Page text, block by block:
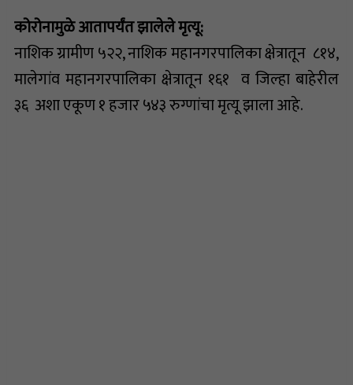
कोरोनामुळे आतापर्यंत झालेले मृत्यू:
नाशिक ग्रामीण ५२२, नाशिक महानगरपालिका क्षेत्रातून ८१४,
मालेगांव महानगरपालिका क्षेत्रातून १६१ व जिल्हा बाहेरील
३६ अशा एकूण १ हजार ५४३ रुग्णांचा मृत्यू झाला आहे.